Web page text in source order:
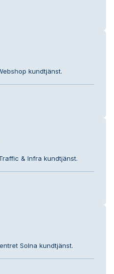
kundtjänst.
& Infra kundtjänst.
Solna kundtjänst.